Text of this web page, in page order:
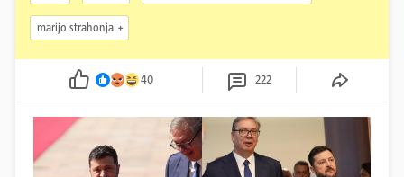
marijo strahonja
40 222